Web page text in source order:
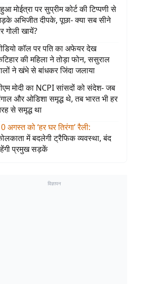
मोईत्रा पर सुप्रीम कोर्ट की टिप्पणी से
अभिजीत दीपके, पूछा- क्या सब सीने
गोली खायें?
कॉल पर पति का अफेयर देख
की महिला ने तोड़ा फोन, ससुराल
ने खंभे से बांधकर जिंदा जलाया
मोदी का NCPI सांसदों को संदेश- जब
और ओडिशा समृद्ध थे, तब भारत भी हर
से समृद्ध था
अगस्त को ‘हर घर तिरंगा’ रैली:
में बदलेगी ट्रैफिक व्यवस्था, बंद
प्रमुख सड़कें
विज्ञापन